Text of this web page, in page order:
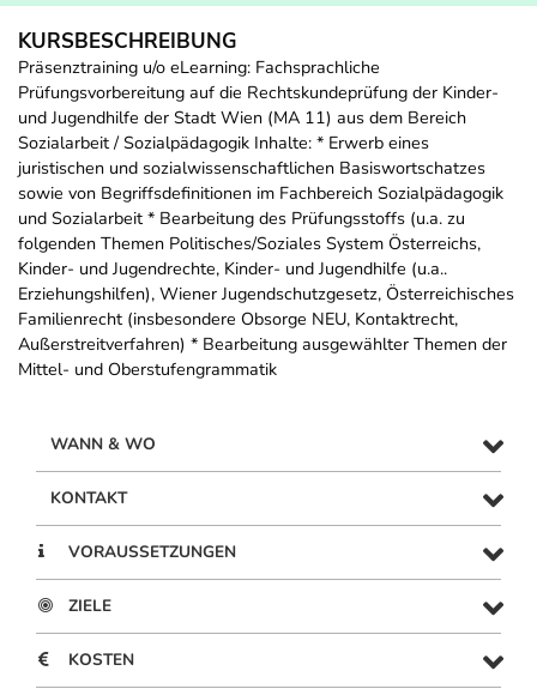
KURSBESCHREIBUNG
Präsenztraining u/o eLearning: Fachsprachliche
Prüfungsvorbereitung auf die Rechtskundeprüfung der Kinder-
und Jugendhilfe der Stadt Wien (MA 11) aus dem Bereich
Sozialarbeit / Sozialpädagogik Inhalte: * Erwerb eines
juristischen und sozialwissenschaftlichen Basiswortschatzes
sowie von Begriffsdefinitionen im Fachbereich Sozialpädagogik
und Sozialarbeit * Bearbeitung des Prüfungsstoffs (u.a. zu
folgenden Themen Politisches/Soziales System Österreichs,
Kinder- und Jugendrechte, Kinder- und Jugendhilfe (u.a..
Erziehungshilfen), Wiener Jugendschutzgesetz, Österreichisches
Familienrecht (insbesondere Obsorge NEU, Kontaktrecht,
Außerstreitverfahren) * Bearbeitung ausgewählter Themen der
Mittel- und Oberstufengrammatik
WANN & WO
KONTAKT
VORAUSSETZUNGEN
ZIELE
KOSTEN